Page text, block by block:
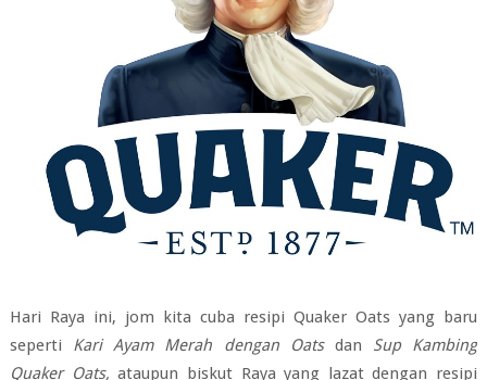
Hari Raya ini, jom kita cuba resipi Quaker Oats yang baru
seperti Kari Ayam Merah dengan Oats dan Sup Kambing
Quaker Oats, ataupun biskut Raya yang lazat dengan resipi